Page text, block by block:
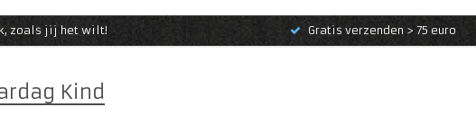
zoals jij het wilt! Gratis verzenden > 75 euro
Kind